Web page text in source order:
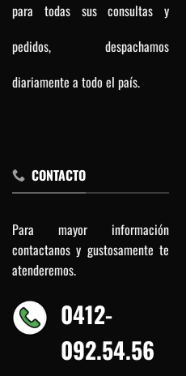
para todas sus consultas y
pedidos, despachamos
diariamente a todo el país.
CONTACTO
Para mayor información
contactanos y gustosamente te
atenderemos.
0412-
092.54.56